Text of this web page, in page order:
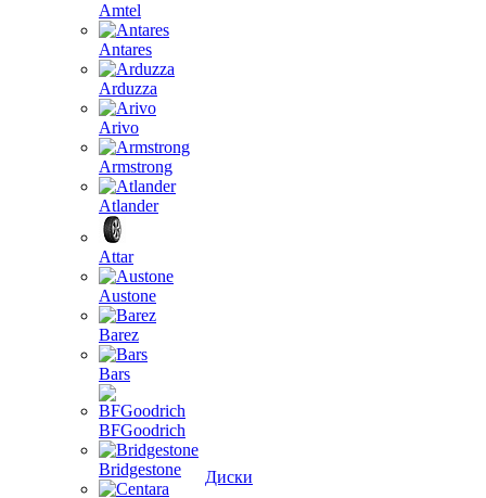
Amtel
Antares
Arduzza
Arivo
Armstrong
Atlander
Attar
Austone
Barez
Bars
BFGoodrich
Bridgestone
Диски